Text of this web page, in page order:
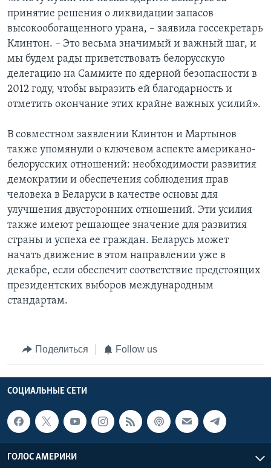
принятие решения о ликвидации запасов
высокообогащенного урана, – заявила госсекретарь
Клинтон. – Это весьма значимый и важный шаг, и
мы будем рады приветствовать белорусскую
делегацию на Саммите по ядерной безопасности в
2012 году, чтобы выразить ей благодарность и
отметить окончание этих крайне важных усилий».
В совместном заявлении Клинтон и Мартынов
также упомянули о ключевом аспекте американо-
белорусских отношений: необходимости развития
демократии и обеспечения соблюдения прав
человека в Беларуси в качестве основы для
улучшения двусторонних отношений. Эти усилия
также имеют решающее значение для развития
страны и успеха ее граждан. Беларусь может
начать движение в этом направлении уже в
декабре, если обеспечит соответствие предстоящих
президентских выборов международным
стандартам.
Поделиться Follow us
СОЦИАЛЬНЫЕ СЕТИ
ГОЛОС АМЕРИКИ